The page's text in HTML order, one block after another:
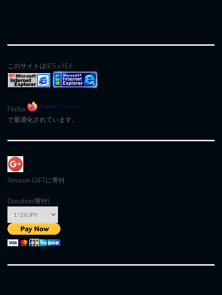
このサイトはIE5.x/IE6
Firefox
で最適化されています。
Amazon GIFTに寄付
Donation(寄付)